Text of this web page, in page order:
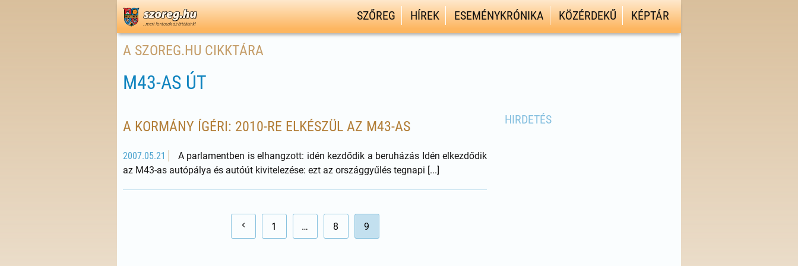
SZŐREG HÍREK ESEMÉNYKRÓNIKA KÖZÉRDEKŰ KÉPTÁR
A SZOREG.HU CIKKTÁRA
M43-AS ÚT
A KORMÁNY ÍGÉRI: 2010-RE ELKÉSZÜL AZ M43-AS
2007.05.21
A parlamentben is elhangzott: idén kezdődik a beruházás Idén elkezdődik
az M43-as autópálya és autóút kivitelezése: ezt az országgyűlés tegnapi [...]
1 … 8 9
HIRDETÉS